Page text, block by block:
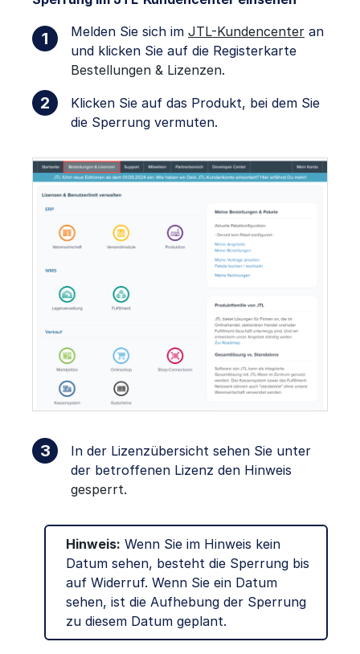
Melden Sie sich im JTL-Kundencenter an
und klicken Sie auf die Registerkarte
Bestellungen & Lizenzen.
Klicken Sie auf das Produkt, bei dem Sie
die Sperrung vermuten.
In der Lizenzübersicht sehen Sie unter
der betroffenen Lizenz den Hinweis
gesperrt.
Hinweis: Wenn Sie im Hinweis kein
Datum sehen, besteht die Sperrung bis
auf Widerruf. Wenn Sie ein Datum
sehen, ist die Aufhebung der Sperrung
zu diesem Datum geplant.